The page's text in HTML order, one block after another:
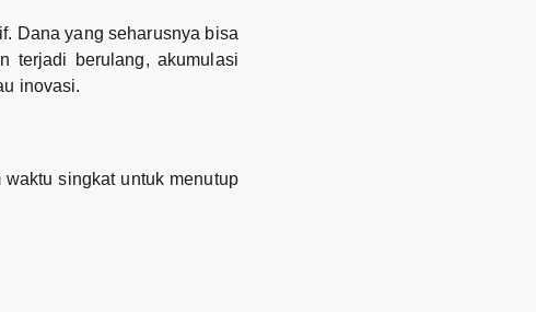
Dana yang seharusnya bisa
terjadi berulang, akumulasi
inovasi.
singkat untuk menutup